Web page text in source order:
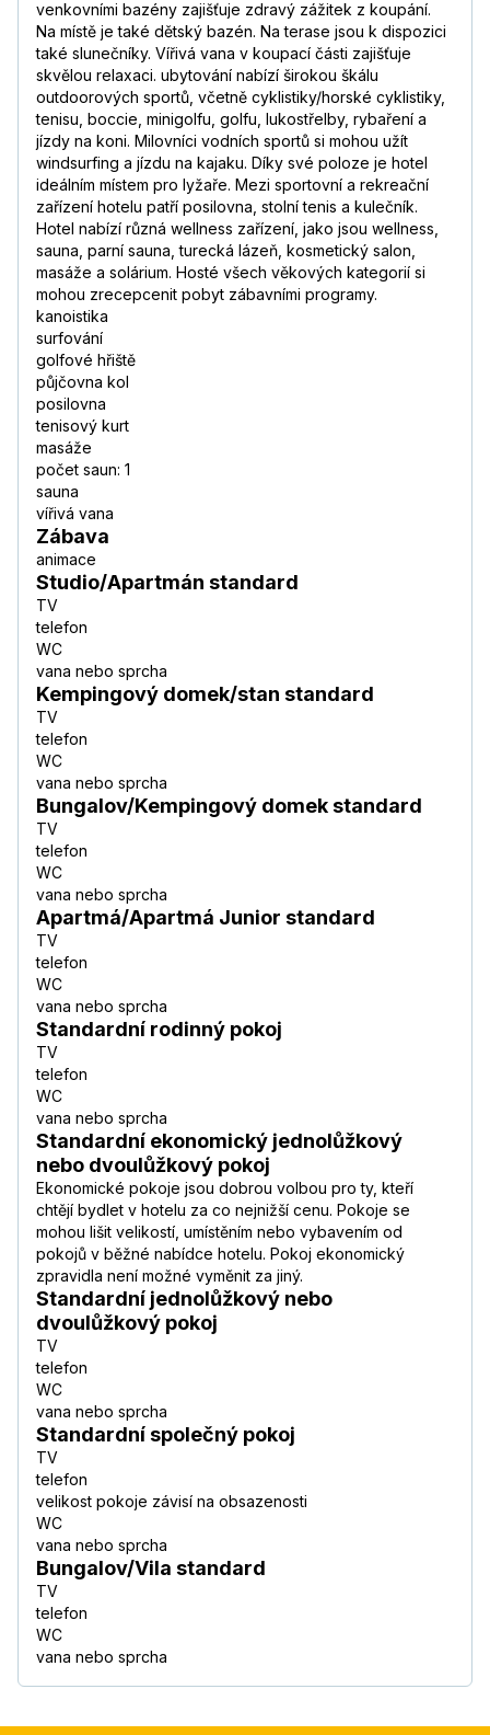
venkovními bazény zajišťuje zdravý zážitek z koupání.
Na místě je také dětský bazén. Na terase jsou k dispozici
také slunečníky. Vířivá vana v koupací části zajišťuje
skvělou relaxaci. ubytování nabízí širokou škálu
outdoorových sportů, včetně cyklistiky/horské cyklistiky,
tenisu, boccie, minigolfu, golfu, lukostřelby, rybaření a
jízdy na koni. Milovníci vodních sportů si mohou užít
windsurfing a jízdu na kajaku. Díky své poloze je hotel
ideálním místem pro lyžaře. Mezi sportovní a rekreační
zařízení hotelu patří posilovna, stolní tenis a kulečník.
Hotel nabízí různá wellness zařízení, jako jsou wellness,
sauna, parní sauna, turecká lázeň, kosmetický salon,
masáže a solárium. Hosté všech věkových kategorií si
mohou zrecepcenit pobyt zábavními programy.
kanoistika
surfování
golfové hřiště
půjčovna kol
posilovna
tenisový kurt
masáže
počet saun: 1
sauna
vířivá vana
Zábava
animace
Studio/Apartmán standard
TV
telefon
WC
vana nebo sprcha
Kempingový domek/stan standard
TV
telefon
WC
vana nebo sprcha
Bungalov/Kempingový domek standard
TV
telefon
WC
vana nebo sprcha
Apartmá/Apartmá Junior standard
TV
telefon
WC
vana nebo sprcha
Standardní rodinný pokoj
TV
telefon
WC
vana nebo sprcha
Standardní ekonomický jednolůžkový
nebo dvoulůžkový pokoj
Ekonomické pokoje jsou dobrou volbou pro ty, kteří
chtějí bydlet v hotelu za co nejnižší cenu. Pokoje se
mohou lišit velikostí, umístěním nebo vybavením od
pokojů v běžné nabídce hotelu. Pokoj ekonomický
zpravidla není možné vyměnit za jiný.
Standardní jednolůžkový nebo
dvoulůžkový pokoj
TV
telefon
WC
vana nebo sprcha
Standardní společný pokoj
TV
telefon
velikost pokoje závisí na obsazenosti
WC
vana nebo sprcha
Bungalov/Vila standard
TV
telefon
WC
vana nebo sprcha